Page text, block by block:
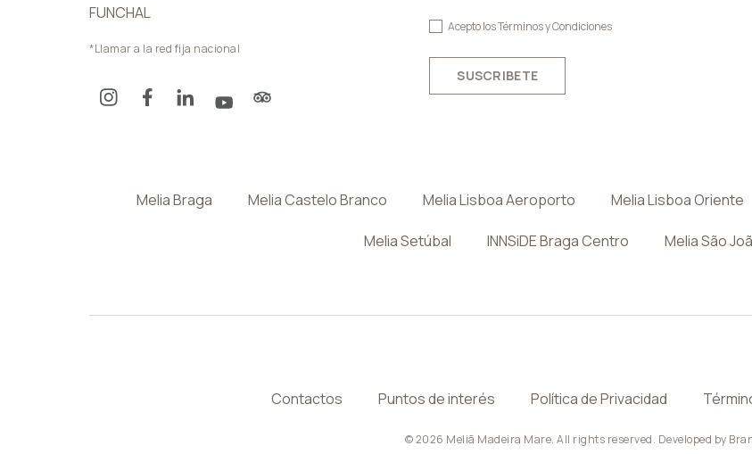
FUNCHAL
*Llamar a la red fija nacional
Acepto losTérminos y Condiciones
SUSCRIBETE
Melia Braga Melia Castelo Branco Melia Lisboa Aeroporto Melia Lisboa Oriente
Melia Setúbal INNSiDE Braga Centro Melia São
Contactos Puntos de interés Política de Privacidad
© 2026 Meliã Madeira Mare. All rights reserved. Developed by